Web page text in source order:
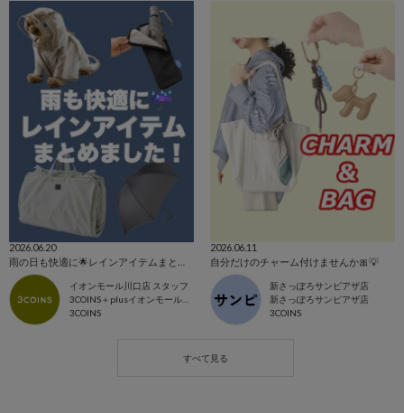
2026.06.20
イオンモール川口店 スタッフ
3COINS＋plusイオンモール川口店
3COINS
2026.06.11
自分だけのチャーム付けませんか🎀💡
新さっぽろサンピアザ店
新さっぽろサンピアザ店
3COINS